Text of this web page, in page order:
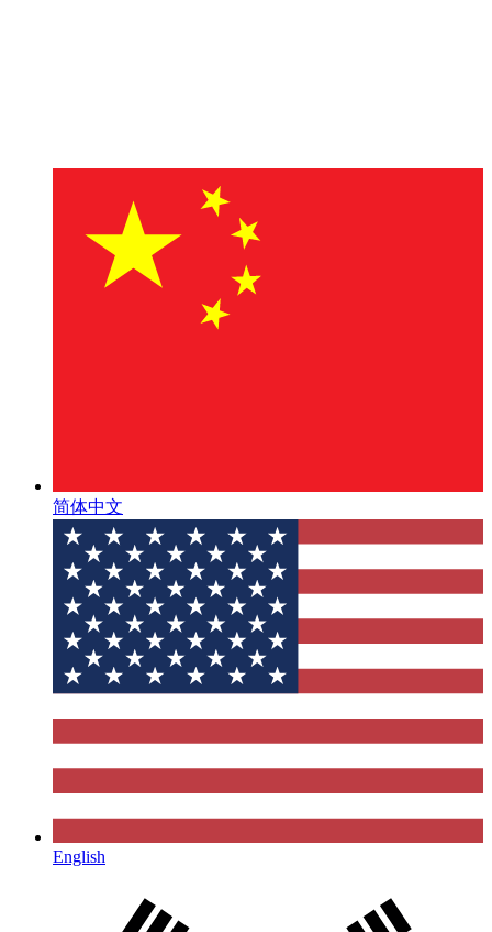
简体中文
English